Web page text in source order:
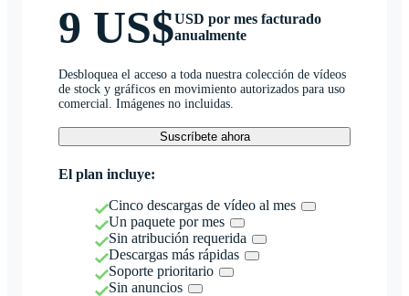
9 US$USD por mes facturado
anualmente
Desbloquea el acceso a toda nuestra colección de vídeos
de stock y gráficos en movimiento autorizados para uso
comercial. Imágenes no incluidas.
Suscríbete ahora
El plan incluye:
Cinco descargas de vídeo al mes
Un paquete por mes
Sin atribución requerida
Descargas más rápidas
Soporte prioritario
Sin anuncios